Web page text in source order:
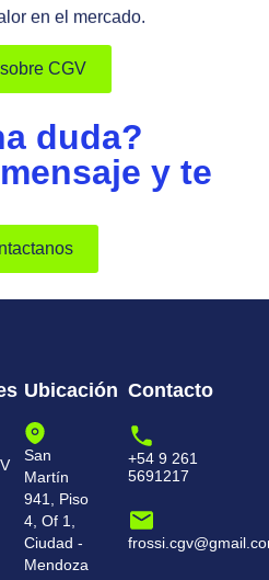
en el mercado.
CGV
duda?
y te
Ubicación
San
Martín
941, Piso
4, Of 1,
Ciudad -
Mendoza
Contacto
+54 9 261
5691217